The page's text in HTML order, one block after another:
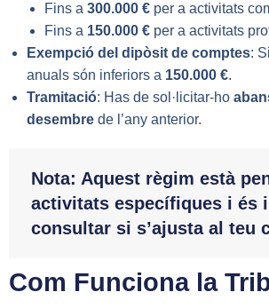
Fins a 300.000 € per a activitats
Fins a 150.000 € per a activitats
Exempció del dipòsit de comptes:
anuals són inferiors a 150.000 €.
Tramitació: Has de sol·licitar-ho
desembre de l’any anterior.
Nota: Aquest règim està
activitats específiques i és
consultar si s’ajusta al teu
Com Funciona la